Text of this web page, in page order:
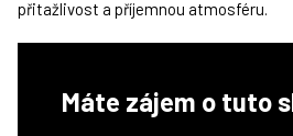
přitažlivost a příjemnou atmosféru.
Máte zájem o tuto